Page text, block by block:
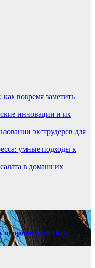
вовремя заметить
инновации и их
экструдеров для
умные подходы к
в домашних
вовремя заметить